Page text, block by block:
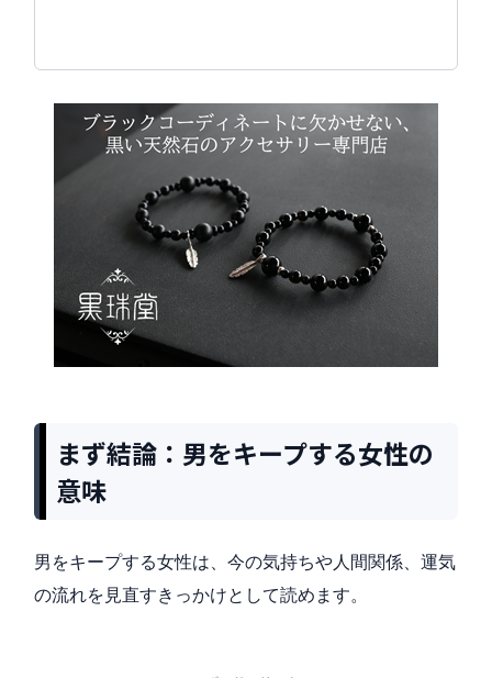
まず結論：男をキープする女性の
意味
男をキープする女性は、今の気持ちや人間関係、運気
の流れを見直すきっかけとして読めます。